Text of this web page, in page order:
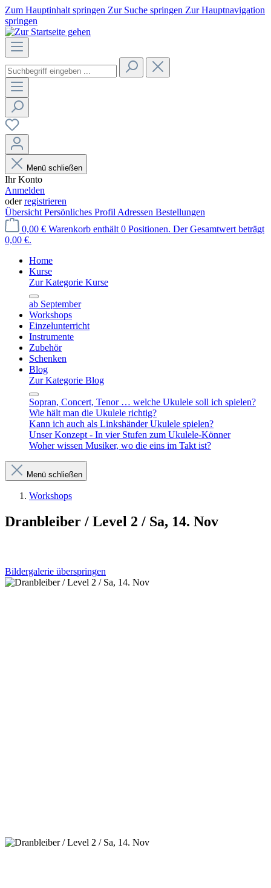
Zum Hauptinhalt springen Zur Suche springen Zur Hauptnavigation
springen
Menü schließen
Ihr Konto
Anmelden
oderregistrieren
Übersicht Persönliches Profil Adressen Bestellungen
0,00 € Warenkorb enthält 0 Positionen. Der Gesamtwert beträgt
0,00 €.
Home
Kurse
Zur Kategorie Kurse
ab September
Workshops
Einzelunterricht
Instrumente
Zubehör
Schenken
Blog
Zur Kategorie Blog
Sopran, Concert, Tenor … welche Ukulele soll ich spielen?
Wie hält man die Ukulele richtig?
Kann ich auch als Linkshänder Ukulele spielen?
Unser Konzept - In vier Stufen zum Ukulele-Könner
Woher wissen Musiker, wo die eins im Takt ist?
Menü schließen
Workshops
Dranbleiber / Level 2 / Sa, 14. Nov
Bildergalerie überspringen